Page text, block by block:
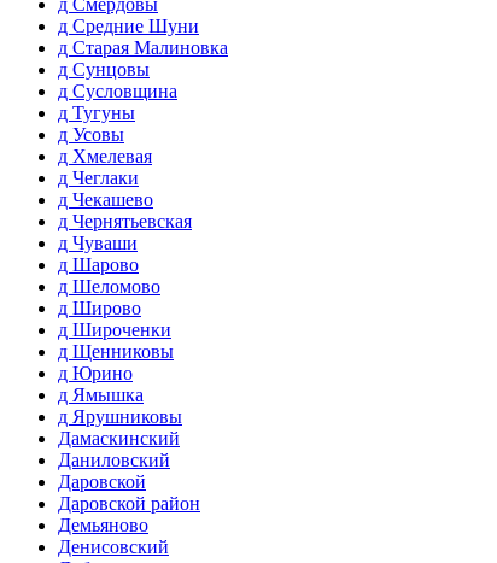
д Средние Шуни
д Старая Малиновка
д Сунцовы
д Сусловщина
д Тугуны
д Усовы
д Хмелевая
д Чеглаки
д Чекашево
д Чернятьевская
д Чуваши
д Шарово
д Шеломово
д Широво
д Широченки
д Щенниковы
д Юрино
д Ямышка
д Ярушниковы
Дамаскинский
Даниловский
Даровской
Даровской район
Демьяново
Денисовский